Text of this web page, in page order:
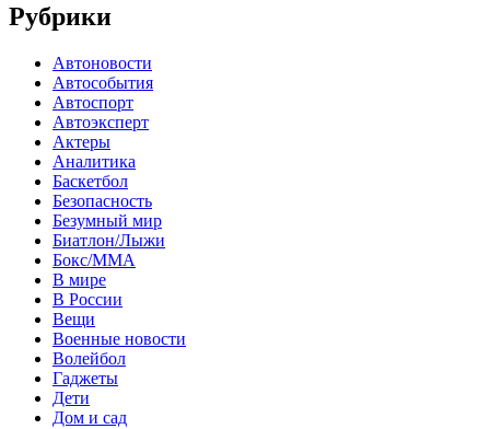
Рубрики
Автоновости
Автособытия
Автоспорт
Автоэксперт
Актеры
Аналитика
Баскетбол
Безопасность
Безумный мир
Биатлон/Лыжи
Бокс/MMA
В мире
В России
Вещи
Военные новости
Волейбол
Гаджеты
Дети
Дом и сад